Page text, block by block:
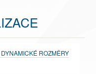
ROZMĚRY